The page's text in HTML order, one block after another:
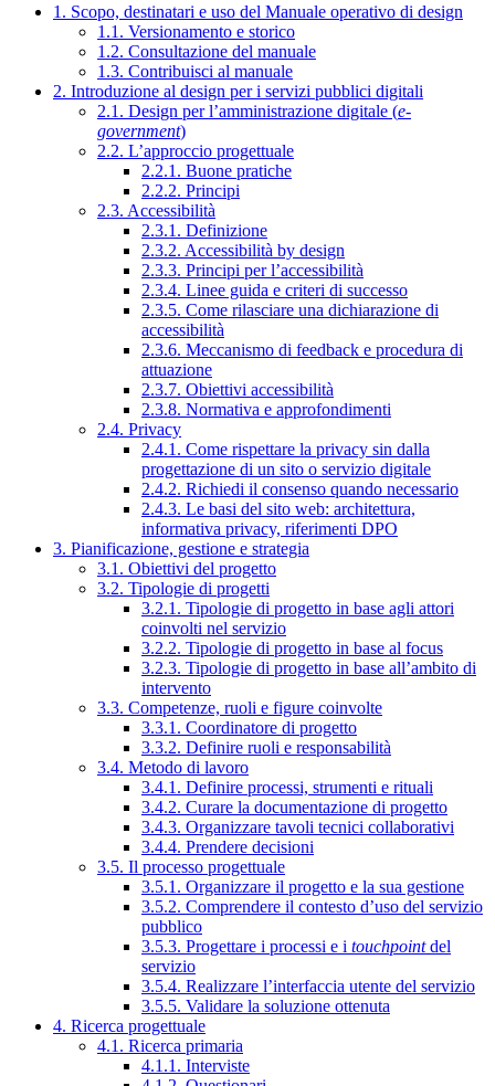
1. Scopo, destinatari e uso del Manuale operativo di design
1.1. Versionamento e storico
1.2. Consultazione del manuale
1.3. Contribuisci al manuale
2. Introduzione al design per i servizi pubblici digitali
2.1. Design per l’amministrazione digitale (e-
government)
2.2. L’approccio progettuale
2.2.1. Buone pratiche
2.2.2. Principi
2.3. Accessibilità
2.3.1. Definizione
2.3.2. Accessibilità by design
2.3.3. Principi per l’accessibilità
2.3.4. Linee guida e criteri di successo
2.3.5. Come rilasciare una dichiarazione di
accessibilità
2.3.6. Meccanismo di feedback e procedura di
attuazione
2.3.7. Obiettivi accessibilità
2.3.8. Normativa e approfondimenti
2.4. Privacy
2.4.1. Come rispettare la privacy sin dalla
progettazione di un sito o servizio digitale
2.4.2. Richiedi il consenso quando necessario
2.4.3. Le basi del sito web: architettura,
informativa privacy, riferimenti DPO
3. Pianificazione, gestione e strategia
3.1. Obiettivi del progetto
3.2. Tipologie di progetti
3.2.1. Tipologie di progetto in base agli attori
coinvolti nel servizio
3.2.2. Tipologie di progetto in base al focus
3.2.3. Tipologie di progetto in base all’ambito di
intervento
3.3. Competenze, ruoli e figure coinvolte
3.3.1. Coordinatore di progetto
3.3.2. Definire ruoli e responsabilità
3.4. Metodo di lavoro
3.4.1. Definire processi, strumenti e rituali
3.4.2. Curare la documentazione di progetto
3.4.3. Organizzare tavoli tecnici collaborativi
3.4.4. Prendere decisioni
3.5. Il processo progettuale
3.5.1. Organizzare il progetto e la sua gestione
3.5.2. Comprendere il contesto d’uso del servizio
pubblico
3.5.3. Progettare i processi e i touchpointdel
servizio
3.5.4. Realizzare l’interfaccia utente del servizio
3.5.5. Validare la soluzione ottenuta
4. Ricerca progettuale
4.1. Ricerca primaria
4.1.1. Interviste